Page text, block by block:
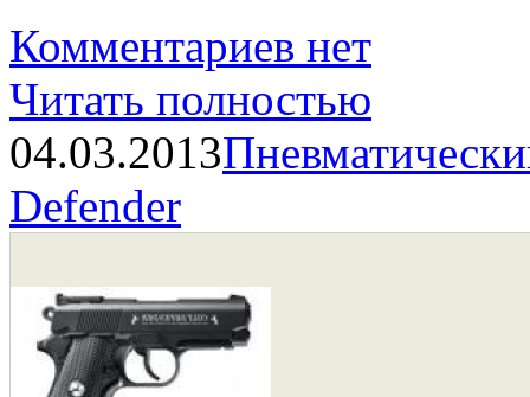
Комментариев нет
Читать полностью
04.03.2013
Defender